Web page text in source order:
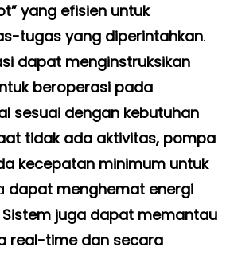
yang efisien untuk
tugas yang diperintahkan.
dapat menginstruksikan
beroperasi pada
sesuai dengan kebutuhan
tidak ada aktivitas, pompa
kecepatan minimum untuk
dapat menghemat energi
Sistem juga dapat memantau
real-time dan secara